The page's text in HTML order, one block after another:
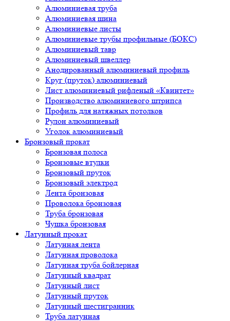
Алюминиевая труба
Алюминиевая шина
Алюминиевые листы
Алюминиевые трубы профильные (БОКС)
Алюминиевый тавр
Алюминиевый швеллер
Анодированный алюминиевый профиль
Круг (пруток) алюминиевый
Лист алюминиевый рифленый «Квинтет»
Производство алюминиевого штрипса
Профиль для натяжных потолков
Рулон алюминиевый
Уголок алюминиевый
Бронзовый прокат
Бронзовая полоса
Бронзовые втулки
Бронзовый пруток
Бронзовый электрод
Лента бронзовая
Проволока бронзовая
Труба бронзовая
Чушка бронзовая
Латунный прокат
Латунная лента
Латунная проволока
Латунная труба бойлерная
Латунный квадрат
Латунный лист
Латунный пруток
Латунный шестигранник
Труба латунная